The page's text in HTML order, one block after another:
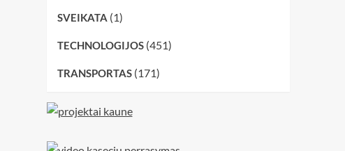
SVEIKATA (1)
TECHNOLOGIJOS(451)
TRANSPORTAS(171)